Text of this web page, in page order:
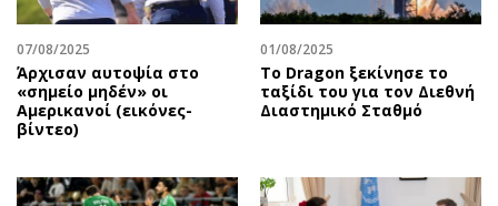
07/08/2025
Άρχισαν αυτοψία στο
«σημείο μηδέν» οι
Αμερικανοί (εικόνες-
βίντεο)
01/08/2025
Το Dragon ξεκίνησε το
ταξίδι του για τον Διεθνή
Διαστημικό Σταθμό